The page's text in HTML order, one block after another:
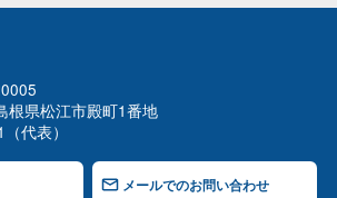
県松江市殿町1番地
代表）
メールでのお問い合わせ